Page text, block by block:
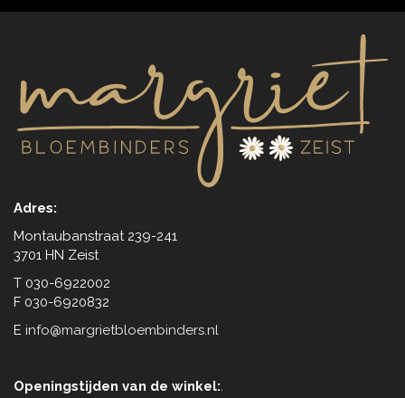
Adres:
Montaubanstraat 239-241
3701 HN Zeist
T 030-6922002
F 030-6920832
E info@margrietbloembinders.nl
Openingstijden van de winkel: